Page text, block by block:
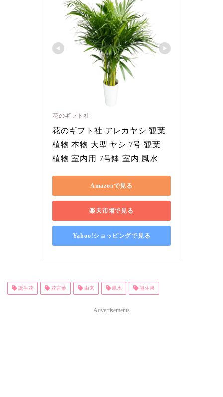
花のギフト社
花のギフト社 アレカヤシ 観葉
植物 本物 大型 ヤシ 7号 観葉
植物 室内用 7号鉢 室内 風水
Amazonで見る
楽天市場で見る
Yahoo!ショッピングで見る
誕生花 花言葉 由来 風水 誕生果
Advertisements